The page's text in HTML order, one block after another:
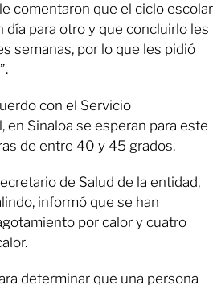
comentaron que el ciclo escolar
día para otro y que concluirlo les
semanas, por lo que les pidió
con el Servicio
en Sinaloa se esperan para este
de entre 40 y 45 grados.
de Salud de la entidad,
informó que se han
por calor y cuatro
determinar que una persona